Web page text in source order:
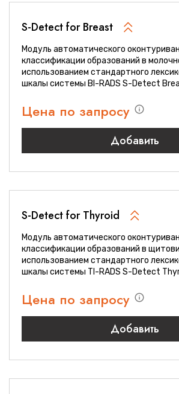
S-Detect for Breast
Модуль автоматического
классификации образований в
использованием стандартного
шкалы системы BI-RADS S-Detect
Цена по запросу
Добавить
S-Detect for Thyroid
Модуль автоматического
классификации образований в
использованием стандартного
шкалы системы TI-RADS S-Detect
Цена по запросу
Добавить